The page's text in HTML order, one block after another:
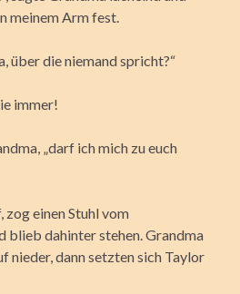
meinem Arm fest.
über die niemand spricht?“
immer!
„darf ich mich zu euch
einen Stuhl vom
blieb dahinter stehen. Grandma
nieder, dann setzten sich Taylor